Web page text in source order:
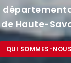
de Haute-
QUI SOMMES-